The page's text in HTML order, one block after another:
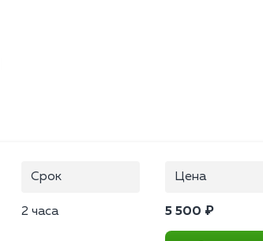
Срок
2 часа
Цена
5 500 ₽